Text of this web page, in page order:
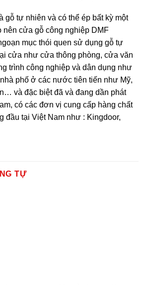
gỗ tự nhiên và có thể ép bất kỳ một
nên cửa gỗ công nghiệp DMF
mục thói quen sử dụng gỗ tự
cửa như cửa thông phòng, cửa văn
trình công nghiệp và dân dụng như
phố ở các nước tiên tiến như Mỹ,
và đặc biệt đã và đang dần phát
có các đơn vị cung cấp hàng chất
đầu tại Việt Nam như : Kingdoor,
TỰ